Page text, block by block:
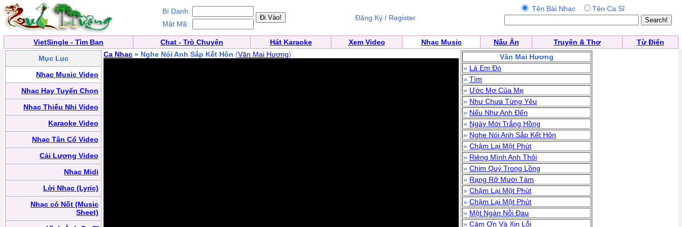
Bí Danh:
Mật Mã:
Đăng Ký / Register
Tên Bài Nhạc Tên Ca Sĩ
VietSingle - Tìm Bạn Chat - Trò Chuyện Hát Karaoke Xem Video Nhạc Music Nấu Ăn Truyện & Thơ
Từ Điển
Mục Lục
Nhạc Music Video
Nhạc Hay Tuyển Chọn
Nhạc Thiếu Nhi Video
Karaoke Video
Nhạc Tân Cổ Video
Cải Lương Video
Nhạc Midi
Lời Nhạc (Lyric)
Nhạc có Nốt (Music
Sheet)
Ca Nhạc » Nghe Nói Anh Sắp Kết Hôn (Văn Mai Hương)
Văn Mai Hương
» Là Em Đó
» Tìm
» Ước Mơ Của Mẹ
» Như Chưa Từng Yêu
» Nếu Như Anh Đến
» Ngày Mới Trắng Hồng
» Nghe Nói Anh Sắp Kết Hôn
» Chậm Lại Một Phút
» Riêng Mình Anh Thôi
» Chim Quý Trong Lồng
» Rạng Rỡ Mười Tám
» Chậm Lại Một Phút
» Chậm Lại Một Phút
» Một Ngàn Nỗi Đau
» Cám Ơn Và Xin Lỗi